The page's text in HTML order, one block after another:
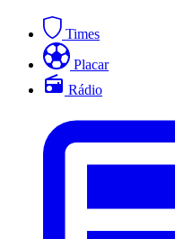
Times
Placar
Rádio